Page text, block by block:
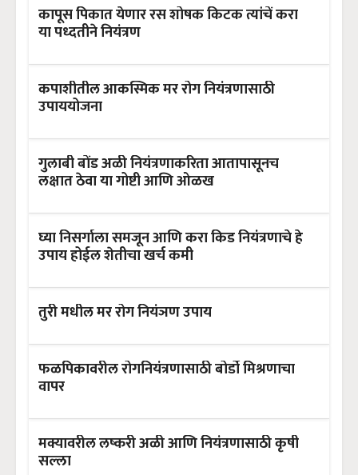
कापूस पिकात येणार रस शोषक किटक त्यांचें करा
या पध्दतीने नियंत्रण
कपाशीतील आकस्मिक मर रोग नियंत्रणासाठी
उपाययोजना
गुलाबी बोंड अळी नियंत्रणाकरिता आतापासूनच
लक्षात ठेवा या गोष्टी आणि ओळख
घ्या निसर्गाला समजून आणि करा किड नियंत्रणाचे हे
उपाय होईल शेतीचा खर्च कमी
तुरी मधील मर रोग नियंञण उपाय
फळपिकावरील रोगनियंत्रणासाठी बोर्डो मिश्रणाचा
वापर
मक्यावरील लष्करी अळी आणि नियंत्रणासाठी कृषी
सल्ला